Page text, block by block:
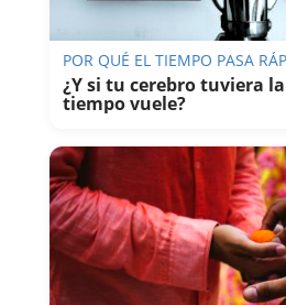
POR QUÉ EL TIEMPO PASA
¿Y si tu cerebro tuviera
tiempo vuele?